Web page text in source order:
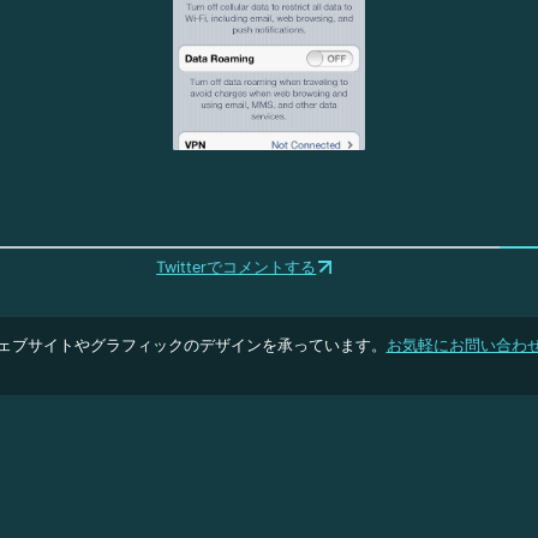
Twitterでコメントする
ブサイトやグラフィックのデザインを承っています。 お気軽にお問い合わ